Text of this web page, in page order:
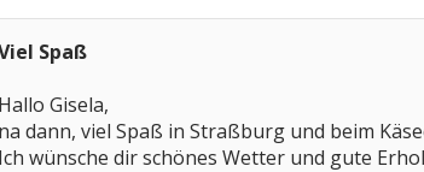
Spaß
Hallo Gisela,
na dann, viel Spaß in Straßburg und beim
Ich wünsche dir schönes Wetter und gute